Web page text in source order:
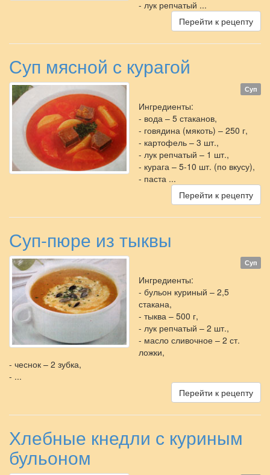
- лук репчатый ...
Перейти к рецепту
Суп мясной с курагой
Суп
Ингредиенты:
- вода – 5 стаканов,
- говядина (мякоть) – 250 г,
- картофель – 3 шт.,
- лук репчатый – 1 шт.,
- курага – 5-10 шт. (по вкусу),
- паста ...
Перейти к рецепту
Суп-пюре из тыквы
Суп
Ингредиенты:
- бульон куриный – 2,5
стакана,
- тыква – 500 г,
- лук репчатый – 2 шт.,
- масло сливочное – 2 ст.
ложки,
- чеснок – 2 зубка,
- ...
Перейти к рецепту
Хлебные кнедли с куриным
бульоном